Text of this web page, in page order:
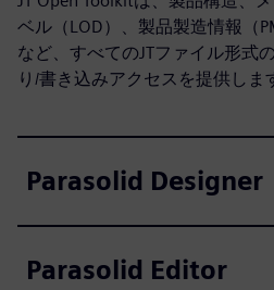
ベル（LOD）、製品製造情報（
など、すべてのJTファイル形式
り/書き込みアクセスを提供しま
Parasolid Designer
Parasolid Editor